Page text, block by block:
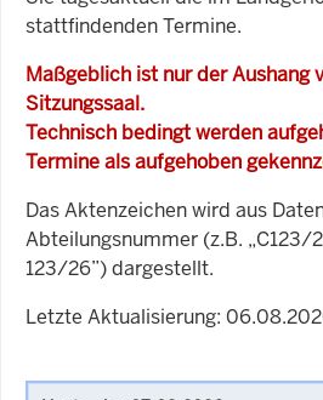
stattfindenden Termine.
Maßgeblich ist nur der Aushang
Sitzungssaal.
Technisch bedingt werden
Termine als aufgehoben
Das Aktenzeichen wird aus
Abteilungsnummer (z.B. „C123/
123/26”) dargestellt.
Letzte Aktualisierung: